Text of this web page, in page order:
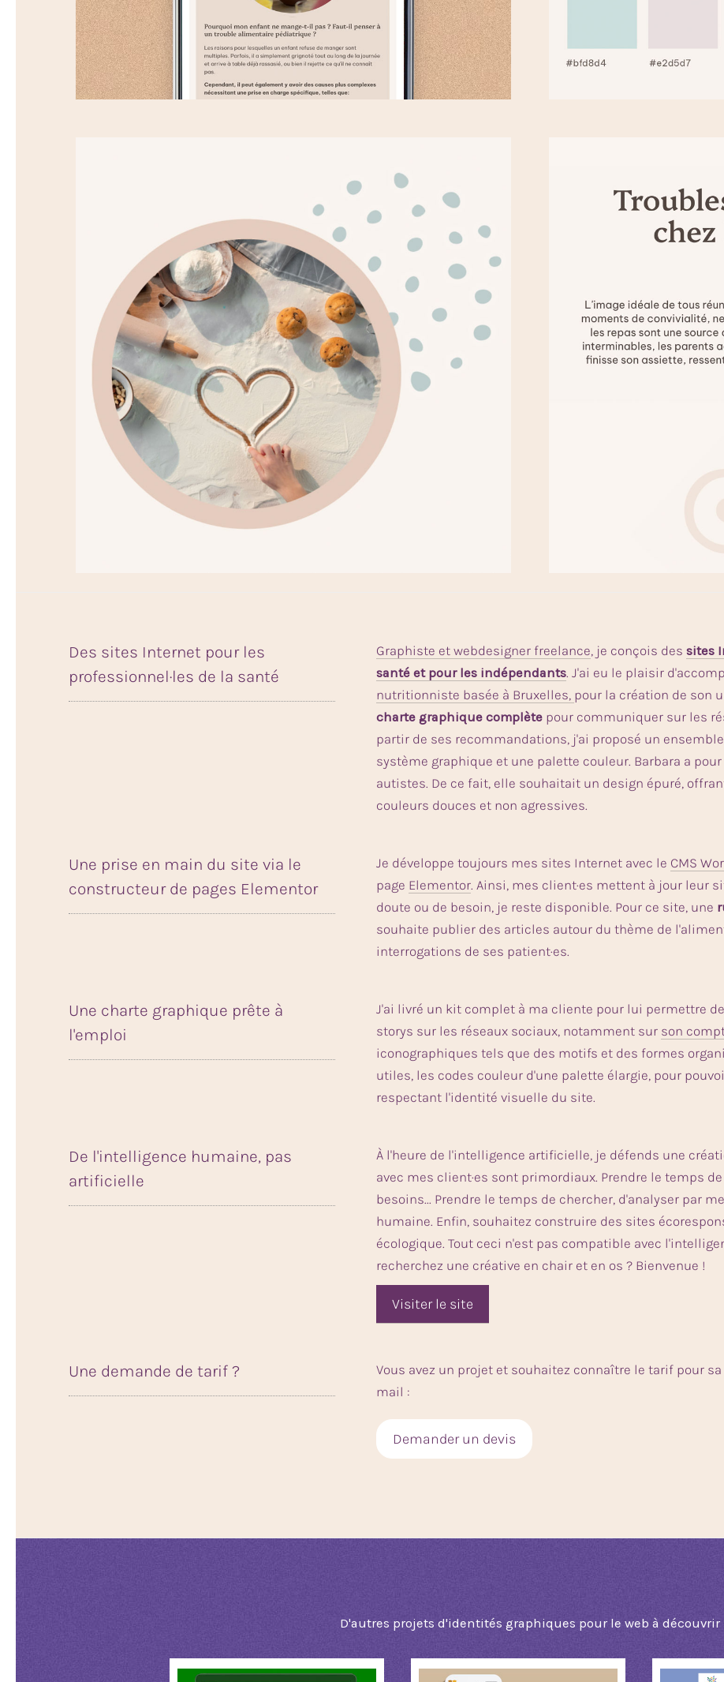
Des sites Internet pour les
professionnel·les de la santé
Graphiste et webdesigner freelance, je conçois des sites
santé et pour les indépendants. J'ai eu le plaisir
nutritionniste basée à Bruxelles, pour la création de son
charte graphique complète pour communiquer sur les
partir de ses recommandations, j'ai proposé un
système graphique et une palette couleur. Barbara a
autistes. De ce fait, elle souhaitait un design épuré,
couleurs douces et non agressives.
Une prise en main du site via le
constructeur de pages Elementor
Je développe toujours mes sites Internet avec le CMS
page Elementor. Ainsi, mes client·es mettent à jour leur
doute ou de besoin, je reste disponible. Pour ce site, une
souhaite publier des articles autour du thème de
interrogations de ses patient·es.
Une charte graphique prête à
l'emploi
J'ai livré un kit complet à ma cliente pour lui permettre
storys sur les réseaux sociaux, notamment sur son
iconographiques tels que des motifs et des formes
utiles, les codes couleur d'une palette élargie, pour
respectant l'identité visuelle du site.
De l'intelligence humaine, pas
artificielle
À l'heure de l'intelligence artificielle, je défends une
avec mes client·es sont primordiaux. Prendre le temps
besoins... Prendre le temps de chercher, d'analyser par
humaine. Enfin, souhaitez construire des sites
écologique. Tout ceci n'est pas compatible avec
recherchez une créative en chair et en os ? Bienvenue !
Visiter le site
Une demande de tarif ?
Vous avez un projet et souhaitez connaître le tarif pour
mail :
Demander un devis
D'autres projets d'identités graphiques pour le web à découvrir